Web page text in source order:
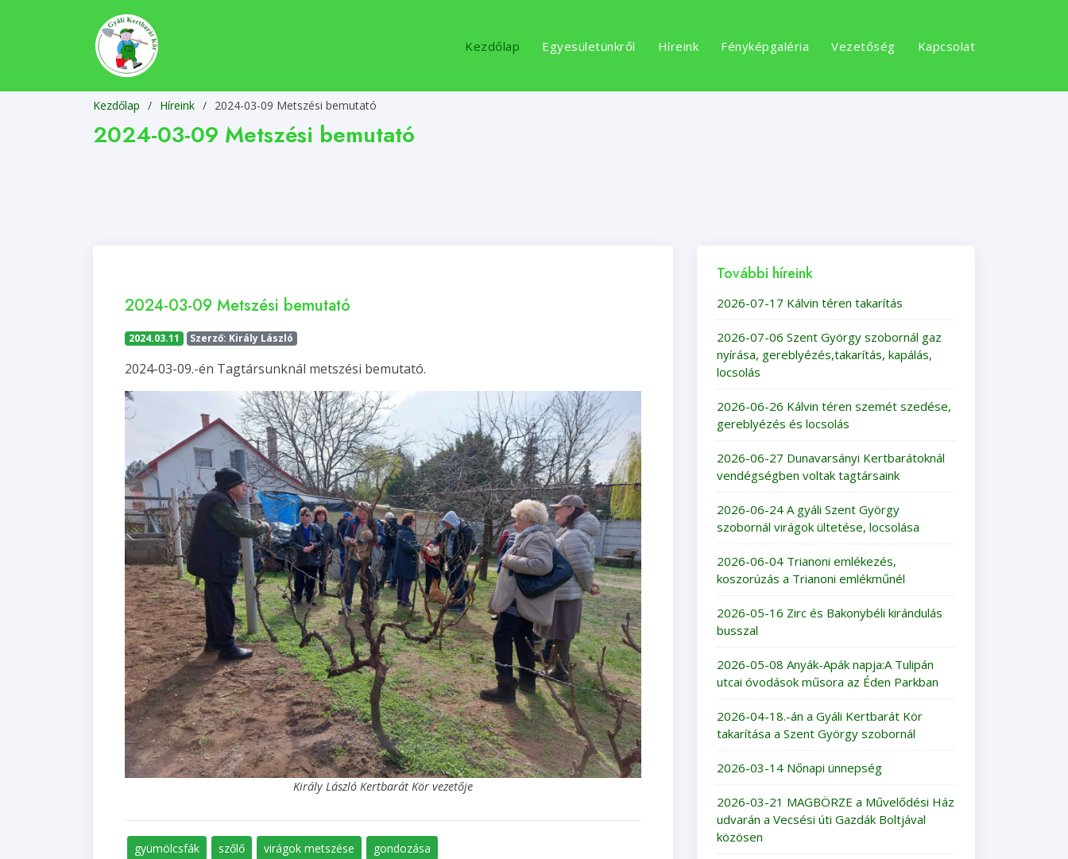
Kezdőlap Egyesületünkről Híreink Fényképgaléria Vezetőség Kapcsolat
Kezdőlap Híreink / 2024-03-09 Metszési bemutató
2024-03-09 Metszési bemutató
2024-03-09 Metszési bemutató
2024.03.11 Szerző: Király László
2024-03-09.-én Tagtársunknál metszési bemutató.
Király László Kertbarát Kör vezetője
gyümölcsfák szőlő virágok metszése gondozása
További híreink
2026-07-17 Kálvin téren takarítás
2026-07-06 Szent György szobornál gaz
nyírása, gereblyézés,takarítás, kapálás,
locsolás
2026-06-26 Kálvin téren szemét szedése,
gereblyézés és locsolás
2026-06-27 Dunavarsányi Kertbarátoknál
vendégségben voltak tagtársaink
2026-06-24 A gyáli Szent György
szobornál virágok ültetése, locsolása
2026-06-04 Trianoni emlékezés,
koszorúzás a Trianoni emlékműnél
2026-05-16 Zirc és Bakonybéli kirándulás
busszal
2026-05-08 Anyák-Apák napja:A Tulipán
utcai óvodások műsora az Éden Parkban
2026-04-18.-án a Gyáli Kertbarát Kör
takarítása a Szent György szobornál
2026-03-14 Nőnapi ünnepség
2026-03-21 MAGBÖRZE a Művelődési Ház
udvarán a Vecsési úti Gazdák Boltjával
közösen